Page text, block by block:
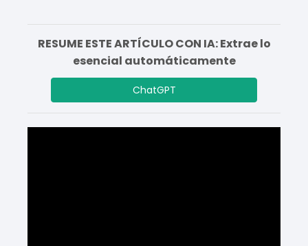
RESUME ESTE ARTÍCULO CON IA: Extrae lo
esencial automáticamente
ChatGPT